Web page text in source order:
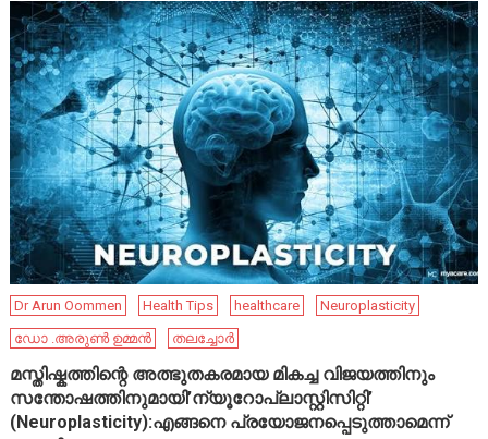
Dr Arun Oommen Health Tips healthcare
Neuroplasticity
ഡോ .അരുൺ ഉമ്മൻ
തലച്ചോർ
മസ്തിഷ്കത്തിന്റെ അത്ഭുതകരമായ മികച്ച വിജയത്തിനും
സന്തോഷത്തിനുമായി’ന്യൂറോപ്ലാസ്റ്റിസിറ്റി’
(Neuroplasticity):എങ്ങനെ പ്രയോജനപ്പെടുത്താമെന്ന്